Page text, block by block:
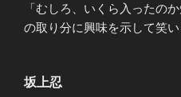
「むしろ、いくら入ったの
の取り分に興味を示して笑い
坂上忍